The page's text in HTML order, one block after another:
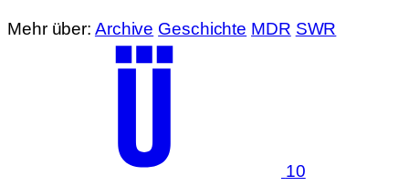
Mehr über: Archive Geschichte MDR SWR
10